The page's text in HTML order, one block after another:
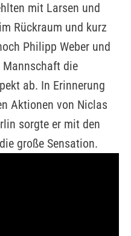
mit Larsen und
Rückraum und kurz
Philipp Weber und
Mannschaft die
ab. In Erinnerung
Aktionen von Niclas
sorgte er mit den
große Sensation.